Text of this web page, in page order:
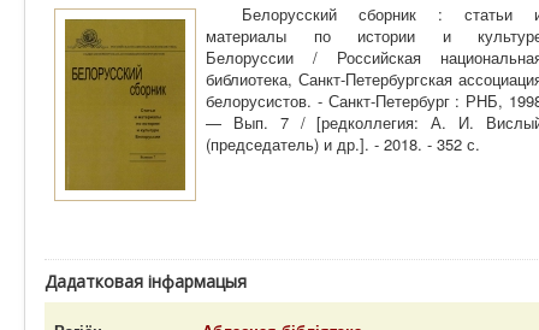
Белорусский сборник : статьи
материалы по истории и
Белоруссии / Российская
библиотека, Санкт-Петербургская
белорусистов. - Санкт-Петербург : РНБ,
— Вып. 7 / [редколлегия: А. И.
(председатель) и др.]. - 2018. - 352 с.
Дадатковая інфармацыя